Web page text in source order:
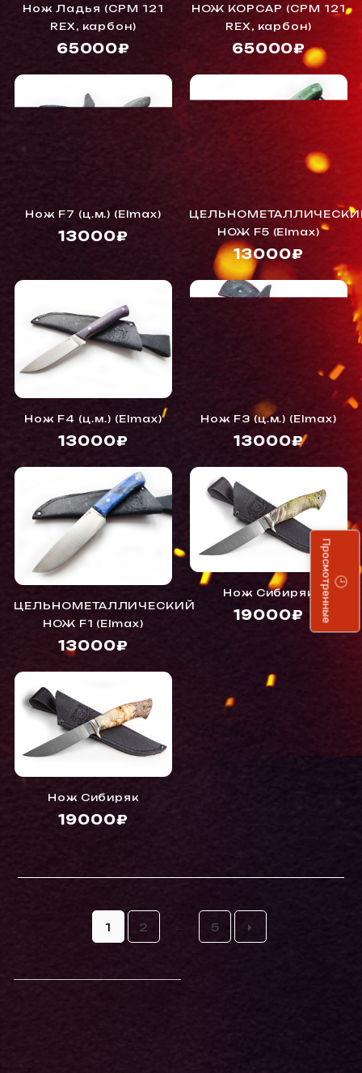
Нож Ладья (CPM 121
REX, карбон)
65000₽
НОЖ КОРСАР (CPM 121
REX, карбон)
65000₽
Нож F7 (ц.м.) (Elmax)
13000₽
НОЖ F5 (Elmax)
13000₽
Нож F4 (ц.м.) (Elmax)
13000₽
Нож F3 (ц.м.) (Elmax)
13000₽
ЦЕЛЬНОМЕТАЛЛИЧЕСКИЙ
НОЖ F1 (Elmax)
13000₽
Нож Сибиряк
19000₽
Нож Сибиряк
19000₽
1 2 ... 5
Просмотренные